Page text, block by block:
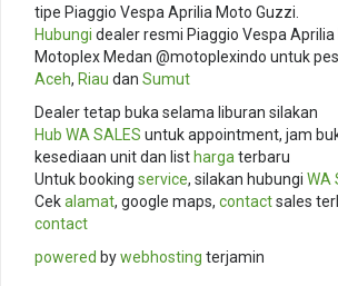
tipe Piaggio Vespa Aprilia Moto Guzzi.
Hubungi dealer resmi Piaggio Vespa
Motoplex Medan @motoplexindo untuk
Aceh, Riau dan Sumut
Dealer tetap buka selama liburan silakan
Hub WA SALES untuk appointment, jam
kesediaan unit dan list harga terbaru
Untuk booking service, silakan hubungi WA
Cekalamat, google maps, contactsales
contact
powered bywebhosting terjamin